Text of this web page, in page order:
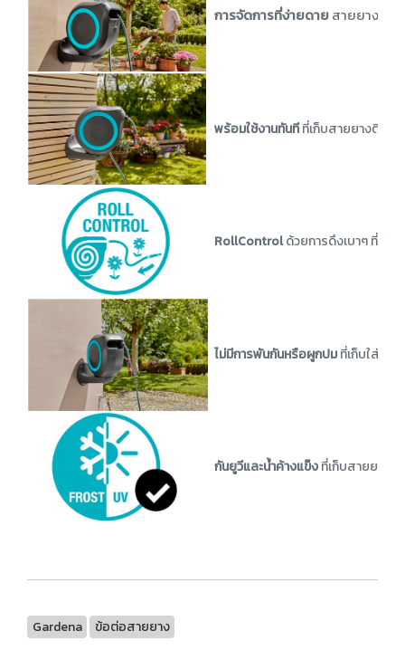
การจัดการที่ง่ายดายสายยางจะ
พร้อมใช้งานทันทีที่เก็บสายยางติดผ
RollControlด้วยการดึงเบาๆ ที่ปล
ไม่มีการพันกันหรือผูกปมที่เก็บใส่สา
กันยูวีและน้ำค้างแข็งที่เก็บสายยางไ
Gardena ข้อต่อสายยาง